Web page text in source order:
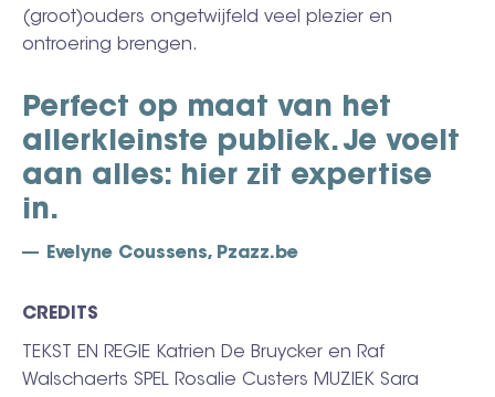
(groot)ouders ongetwijfeld veel plezier en
ontroering brengen.
Perfect op maat van het
allerkleinste publiek. Je voelt
aan alles: hier zit expertise
in.
Evelyne Coussens, Pzazz.be
CREDITS
TEKST EN REGIE Katrien De Bruycker en Raf
Walschaerts SPEL Rosalie Custers MUZIEK Sara